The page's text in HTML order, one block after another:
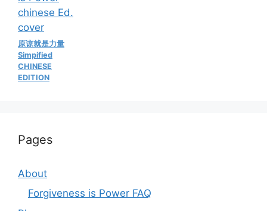
原谅就是力量
Simpified
CHINESE
EDITION
Pages
About
Forgiveness is Power FAQ